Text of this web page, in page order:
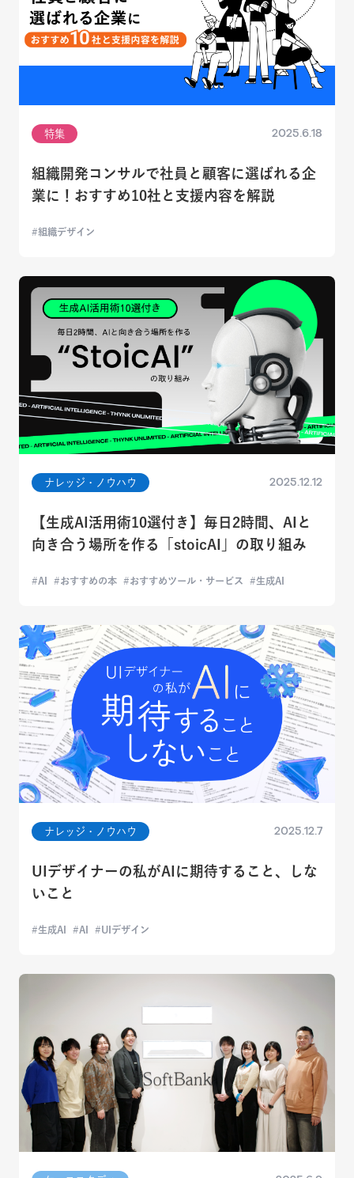
特集 2025.6.18
組織開発コンサルで社員と顧客に選ばれる企
業に！おすすめ10社と支援内容を解説
組織デザイン
ナレッジ・ノウハウ 2025.12.12
【生成AI活用術10選付き】毎日2時間、AIと
向き合う場所を作る「stoicAI」の取り組み
AI おすすめの本 おすすめツール・サービス 生成AI
ナレッジ・ノウハウ 2025.12.7
UIデザイナーの私がAIに期待すること、しな
いこと
生成AI AI UIデザイン